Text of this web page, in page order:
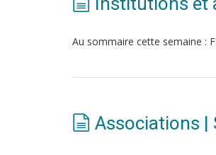
Au sommaire cette semaine :
Associations |